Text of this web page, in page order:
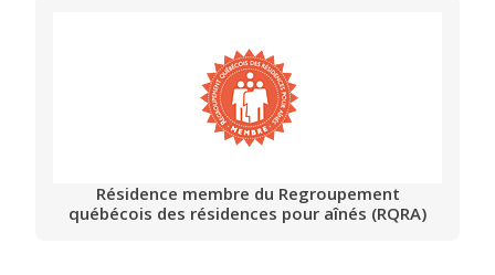
Résidence membre du Regroupement
québécois des résidences pour aînés (RQRA)